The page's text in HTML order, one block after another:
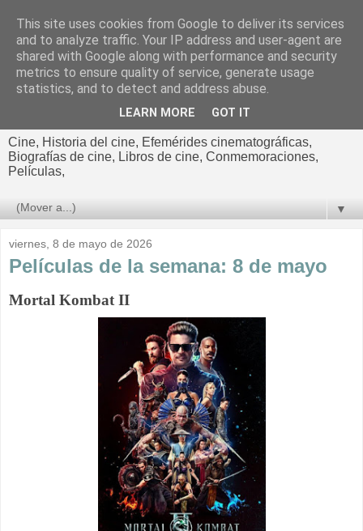
El cultural
cinematográfico de Jorge
Cine, Historia del cine, Efemérides cinematográficas,
Biografías de cine, Libros de cine, Conmemoraciones,
Películas,
▼
viernes, 8 de mayo de 2026
Películas de la semana: 8 de mayo
Mortal Kombat II
This site uses cookies from Google to deliver its services
and to analyze traffic. Your IP address and user-agent are
shared with Google along with performance and security
metrics to ensure quality of service, generate usage
statistics, and to detect and address abuse.
LEARN MORE GOT IT